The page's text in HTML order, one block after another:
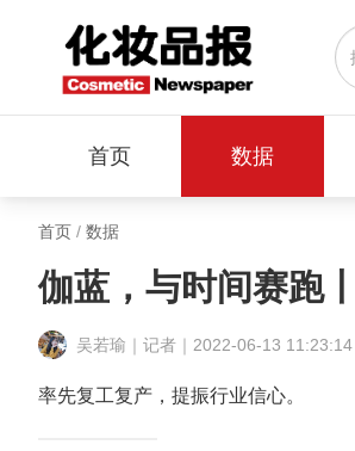
首页 数据
首页 / 数据
伽蓝，与时间赛跑
吴若瑜｜记者｜2022-06-13 11:23:14
率先复工复产，提振行业信心。